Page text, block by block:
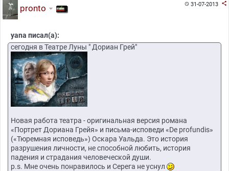
31-07-2013 
pronto
yana писал(а):
сегодня в Театре Луны " Дориан Грей"
Новая работа театра - оригинальная версия романа
«Портрет Дориана Грейя» и письма-исповеди «De profundis»
(«Тюремная исповедь») Оскара Уальда. Это история
разрушения личности, не способной любить, история
падения и страдания человеческой души.
p.s. Мне очень понравилось и Серега не уснул